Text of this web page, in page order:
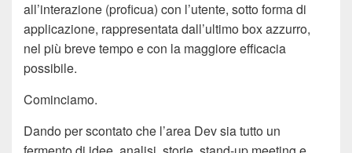
all’interazione (proficua) con l’utente, sotto forma di
applicazione, rappresentata dall’ultimo box azzurro,
nel più breve tempo e con la maggiore efficacia
possibile.
Cominciamo.
Dando per scontato che l’area Dev sia tutto un